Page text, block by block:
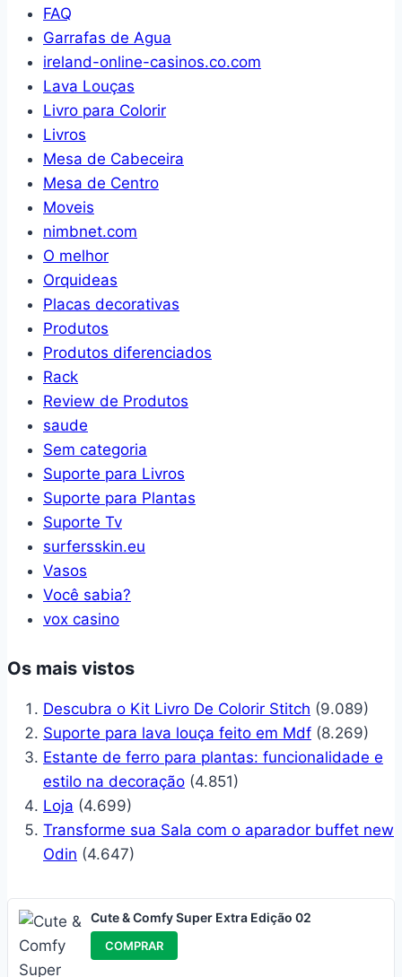
FAQ
Garrafas de Agua
ireland-online-casinos.co.com
Lava Louças
Livro para Colorir
Livros
Mesa de Cabeceira
Mesa de Centro
Moveis
nimbnet.com
O melhor
Orquideas
Placas decorativas
Produtos
Produtos diferenciados
Rack
Review de Produtos
saude
Sem categoria
Suporte para Livros
Suporte para Plantas
Suporte Tv
surfersskin.eu
Vasos
Você sabia?
vox casino
Os mais vistos
Descubra o Kit Livro De Colorir Stitch (9.089)
Suporte para lava louça feito em Mdf (8.269)
Estante de ferro para plantas: funcionalidade e
estilo na decoração (4.851)
Loja (4.699)
Transforme sua Sala com o aparador buffet new
Odin (4.647)
Cute & Comfy Super Extra Edição 02
COMPRAR